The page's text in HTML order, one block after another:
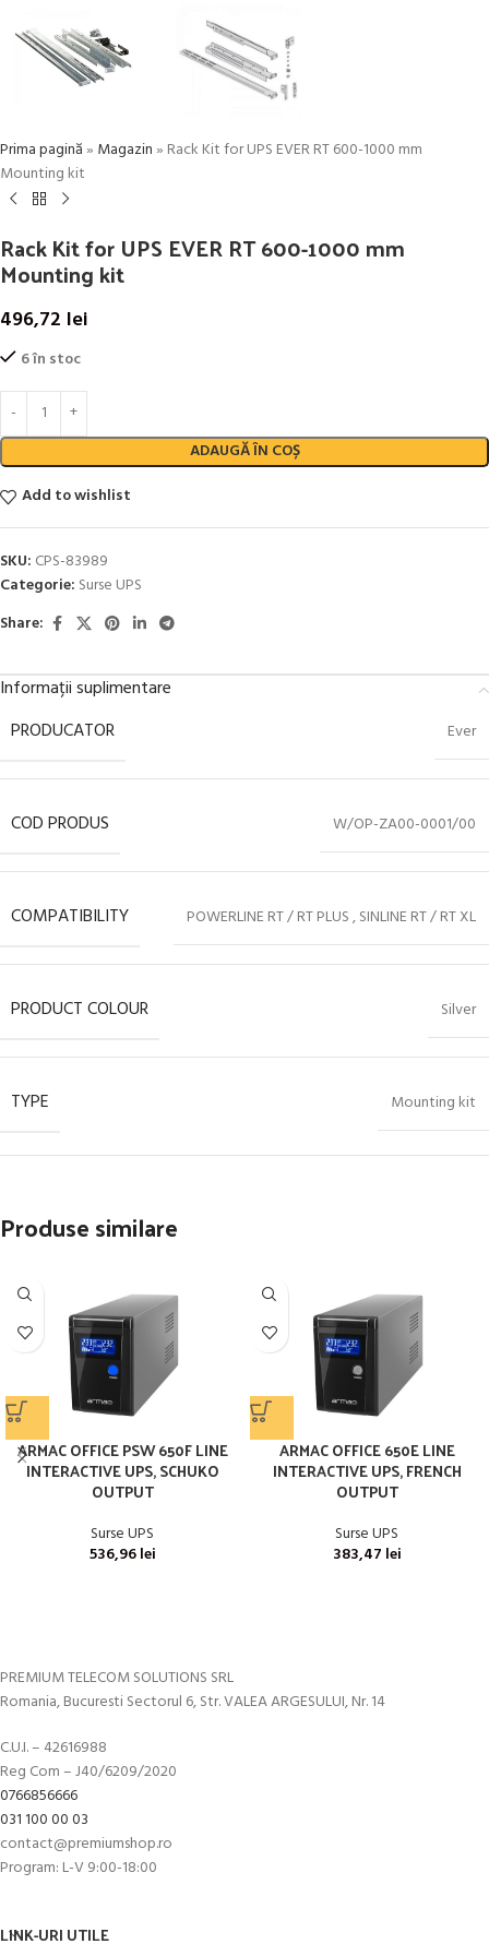
Prima pagină» Magazin» Rack Kit for UPS EVER RT 600-1000 mm
Mounting kit
Rack Kit for UPS EVER RT 600-1000 mm
Mounting kit
496,72 lei
6 în stoc
ADAUGĂ ÎN COȘ
Add to wishlist
SKU: CPS-83989
Categorie: Surse UPS
Share:
Informații suplimentare
PRODUCATOR
Ever
COD PRODUS W/OP-ZA00-0001/00
COMPATIBILITY POWERLINE RT / RT PLUS , SINLINE RT / RT XL
PRODUCT COLOUR Silver
TYPE Mounting kit
Produse similare
ARMAC OFFICE PSW 650F LINE
INTERACTIVE UPS, SCHUKO
OUTPUT
Surse UPS
536,96lei
ARMAC OFFICE 650E LINE
INTERACTIVE UPS, FRENCH
OUTPUT
Surse UPS
383,47 lei
PREMIUM TELECOM SOLUTIONS SRL
Romania, Bucuresti Sectorul 6, Str. VALEA ARGESULUI, Nr. 14
C.U.I. – 42616988
Reg Com – J40/6209/2020
0766856666
031 100 00 03
contact@premiumshop.ro
Program: L-V 9:00-18:00
LINK-URI UTILE